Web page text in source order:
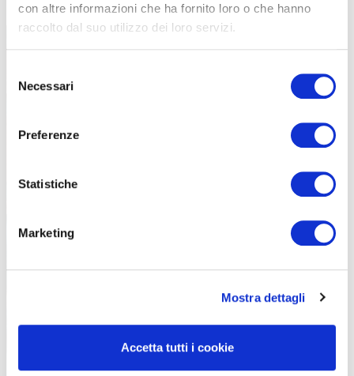
con altre informazioni che ha fornito loro o che hanno
raccolto dal suo utilizzo dei loro servizi.
delNecessari
Preferenze
Statistiche
Marketing
Mostra dettagli
Accetta tutti i cookie